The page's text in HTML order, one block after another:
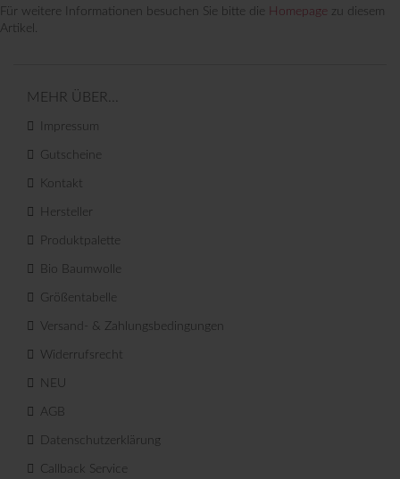
Für weitere Informationen besuchen Sie bitte die Homepage zu diesem
Artikel.
MEHR ÜBER...
Impressum
Gutscheine
Kontakt
Hersteller
Produktpalette
Bio Baumwolle
Größentabelle
Versand- & Zahlungsbedingungen
Widerrufsrecht
NEU
AGB
Datenschutzerklärung
Callback Service